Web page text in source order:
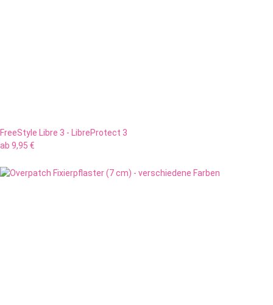
FreeStyle Libre 3 - LibreProtect 3
ab 9,95 €